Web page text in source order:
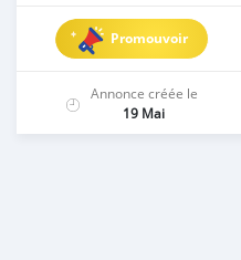
Promouvoir
Annonce créée le
19 Mai